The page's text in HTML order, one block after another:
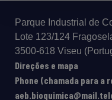
Parque Industrial de
Lote 123/124
3500-618 Viseu
Direções e mapa
Phone (chamada para a